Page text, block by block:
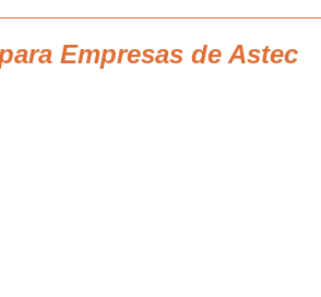
Empresas de Astec